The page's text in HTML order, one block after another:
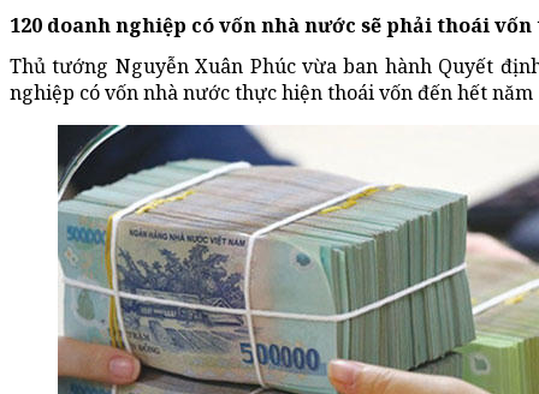
120 doanh nghiệp có vốn nhà nước sẽ phải thoái
Thủ tướng Nguyễn Xuân Phúc vừa ban hành Quyết
nghiệp có vốn nhà nước thực hiện thoái vốn đến hết năm